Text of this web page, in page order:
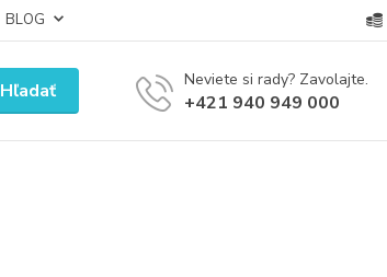
BLOG
Hľadať Neviete si rady? Zavolajte.
+421 940 949 000